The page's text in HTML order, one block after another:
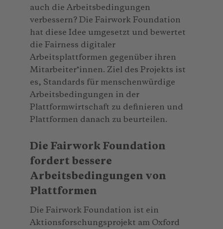
auch die Arbeitsbedingungen
verbessern? Die Fairwork Foundation
hat diese Idee umgesetzt und bewertet
die Fairness digitaler
Arbeitsplattformen gegenüber ihren
Mitarbeiter*innen. Ziel des Projekts ist
es, Standards für menschenwürdige
Arbeitsbedingungen in der
Plattformwirtschaft zu definieren und
Plattformen danach zu beurteilen.
Die Fairwork Foundation
fordert bessere
Arbeitsbedingungen von
Plattformen
Die Fairwork Foundation ist ein
Aktionsforschungsprojekt am Oxford